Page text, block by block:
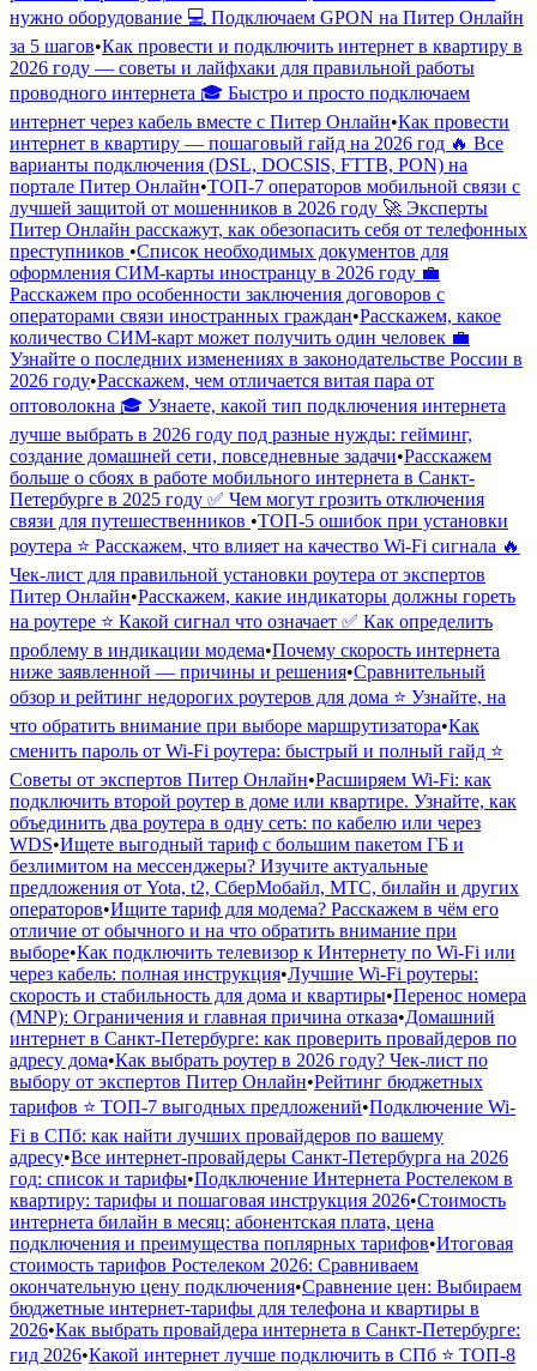
нужно оборудование 💻 Подключаем GPON на Питер Онлайн
за 5 шагов•Как провести и подключить интернет в квартиру в
2026 году — советы и лайфхаки для правильной работы
проводного интернета 🎓 Быстро и просто подключаем
интернет через кабель вместе с Питер Онлайн•Как провести
интернет в квартиру — пошаговый гайд на 2026 год 🔥 Все
варианты подключения (DSL, DOCSIS, FTTB, PON) на
портале Питер Онлайн•ТОП-7 операторов мобильной связи с
лучшей защитой от мошенников в 2026 году 🚀 Эксперты
Питер Онлайн расскажут, как обезопасить себя от телефонных
преступников •Список необходимых документов для
оформления СИМ-карты иностранцу в 2026 году 💼
Расскажем про особенности заключения договоров с
операторами связи иностранных граждан•Расскажем, какое
количество СИМ-карт может получить один человек 💼
Узнайте о последних изменениях в законодательстве России в
2026 году•Расскажем, чем отличается витая пара от
оптоволокна 🎓 Узнаете, какой тип подключения интернета
лучше выбрать в 2026 году под разные нужды: гейминг,
создание домашней сети, повседневные задачи•Расскажем
больше о сбоях в работе мобильного интернета в Санкт-
Петербурге в 2025 году ✅ Чем могут грозить отключения
связи для путешественников •ТОП-5 ошибок при установки
роутера ⭐ Расскажем, что влияет на качество Wi-Fi сигнала 🔥
Чек-лист для правильной установки роутера от экспертов
Питер Онлайн•Расскажем, какие индикаторы должны гореть
на роутере ⭐ Какой сигнал что означает ✅ Как определить
проблему в индикации модема•Почему скорость интернета
ниже заявленной — причины и решения•Сравнительный
обзор и рейтинг недорогих роутеров для дома ⭐ Узнайте, на
что обратить внимание при выборе маршрутизатора•Как
сменить пароль от Wi-Fi роутера: быстрый и полный гайд ⭐
Советы от экспертов Питер Онлайн•Расширяем Wi-Fi: как
подключить второй роутер в доме или квартире. Узнайте, как
объединить два роутера в одну сеть: по кабелю или через
WDS•Ищете выгодный тариф с большим пакетом ГБ и
безлимитом на мессенджеры? Изучите актуальные
предложения от Yota, t2, СберМобайл, МТС, билайн и других
операторов•Ищите тариф для модема? Расскажем в чём его
отличие от обычного и на что обратить внимание при
выборе•Как подключить телевизор к Интернету по Wi-Fi или
через кабель: полная инструкция•Лучшие Wi-Fi роутеры:
скорость и стабильность для дома и квартиры•Перенос номера
(MNP): Ограничения и главная причина отказа•Домашний
интернет в Санкт-Петербурге: как проверить провайдеров по
адресу дома•Как выбрать роутер в 2026 году? Чек-лист по
выбору от экспертов Питер Онлайн•Рейтинг бюджетных
тарифов ⭐ ТОП-7 выгодных предложений•Подключение Wi-
Fi в СПб: как найти лучших провайдеров по вашему
адресу•Все интернет-провайдеры Санкт-Петербурга на 2026
год: список и тарифы•Подключение Интернета Ростелеком в
квартиру: тарифы и пошаговая инструкция 2026•Стоимость
интернета билайн в месяц: абонентская плата, цена
подключения и преимущества поплярных тарифов•Итоговая
стоимость тарифов Ростелеком 2026: Сравниваем
окончательную цену подключения•Сравнение цен: Выбираем
бюджетные интернет-тарифы для телефона и квартиры в
2026•Как выбрать провайдера интернета в Санкт-Петербурге:
гид 2026•Какой интернет лучше подключить в СПб ⭐ ТОП-8